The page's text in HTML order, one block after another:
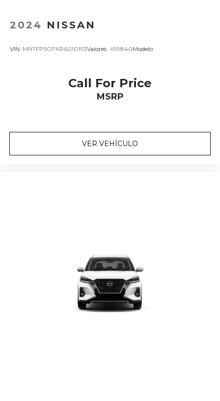
2024 NISSAN
VIN: MNTFP5CPXR6010193Valores: 499840Modelo:
Call For Price
MSRP
VER VEHÍCULO